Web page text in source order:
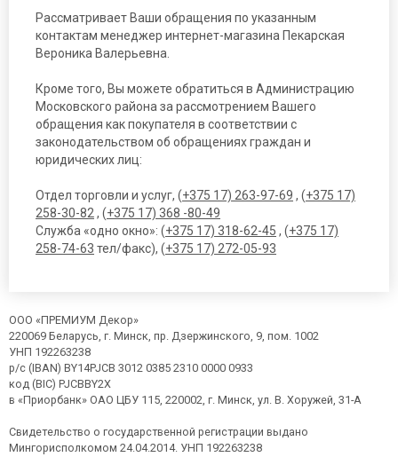
Рассматривает Ваши обращения по указанным
контактам менеджер интернет-магазина Пекарская
Вероника Валерьевна.
Кроме того, Вы можете обратиться в Администрацию
Московского района за рассмотрением Вашего
обращения как покупателя в соответствии с
законодательством об обращениях граждан и
юридических лиц:
Отдел торговли и услуг, (+375 17) 263-97-69 , (+375 17)
258-30-82, (+375 17) 368 -80-49
Служба «одно окно»: (+375 17) 318-62-45 , (+375 17)
258-74-63 тел/факс), (+375 17) 272-05-93
ООО «ПРЕМИУМ Декор»
220069 Беларусь, г. Минск, пр. Дзержинского, 9, пом. 1002
УНП 192263238
р/с (IBAN) BY14PJCB 3012 0385 2310 0000 0933
код (BIC) PJCBBY2X
в «Приорбанк» ОАО ЦБУ 115, 220002, г. Минск, ул. В. Хоружей, 31-А
Свидетельство о государственной регистрации выдано
Мингорисполкомом 24.04.2014. УНП 192263238